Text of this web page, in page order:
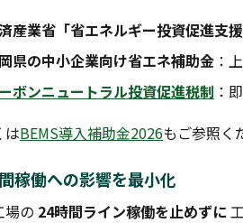
産業省「省エネルギー投資促進支援
県の中小企業向け省エネ補助金 ：
ボンニュートラル投資促進税制 ：
はBEMS導入補助金2026もご参照く
稼働への影響を最小化
場の 24時間ライン稼働を止めずに